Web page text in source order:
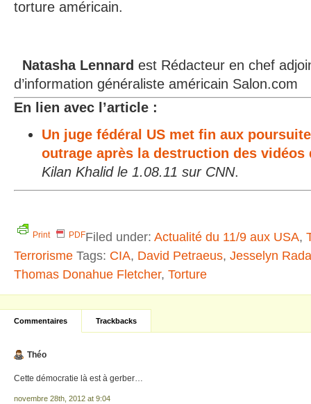
torture américain.
Natasha Lennard est Rédacteur en chef
d’information généraliste américain Salon.com
En lien avec l’article :
Un juge fédéral US met fin aux
outrage après la destruction des vidéos
Kilan Khalid le 1.08.11 sur CNN.
Print PDFFiled under: Actualité du 11/9 aux USA,
Terrorisme Tags: CIA, David Petraeus, Jesselyn
Thomas Donahue Fletcher, Torture
Commentaires Trackbacks
Théo
Cette démocratie là est à gerber…
novembre 28th, 2012 at 9:04